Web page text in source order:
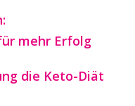
mehr Erfolg
die Keto-Diät